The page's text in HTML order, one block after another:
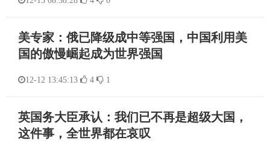
美专家：俄已降级成中等强国，中国利用美
国的傲慢崛起成为世界强国
12-12 13:45:13 4 1
英国务大臣承认：我们已不再是超级大国，
这件事，全世界都在哀叹